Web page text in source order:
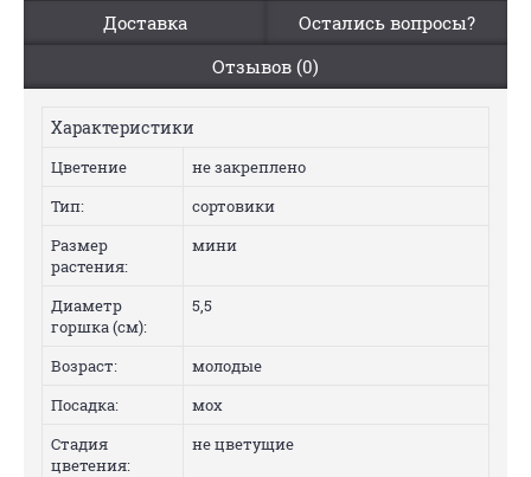
Доставка
Остались вопросы?
Отзывов (0)
Характеристики
Цветение
не закреплено
Тип:
сортовики
Размер
растения:
мини
Диаметр
горшка (см):
5,5
Возраст:
молодые
Посадка:
мох
Стадия
цветения:
не цветущие